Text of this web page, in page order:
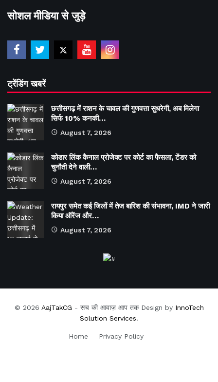
सोशल मीडिया से जुड़े
ट्रेंडिंग खबरें
छत्तीसगढ़ में राशन के चावल की गुणवत्ता सुधरेगी, अब मिलेगा
सिर्फ 10% कनकी…
August 7, 2026
कोडार लिंक कैनाल प्रोजेक्ट पर कोर्ट का फैसला, टेंडर को
चुनौती देने वाली…
August 7, 2026
रायपुर समेत कई जिलों में तेज बारिश की संभावना, IMD ने जारी
किया ऑरेंज और…
August 7, 2026
© 2026 AajTakCG - सच की आवाज़ आप तक Design by InnoTech
Solution Services.
Home Privacy Policy